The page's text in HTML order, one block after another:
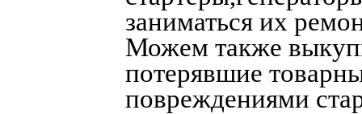
заниматься их
Можем также
потерявшие
повреждениями